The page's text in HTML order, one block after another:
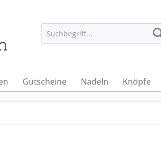
Gutscheine Nadeln Knöpfe